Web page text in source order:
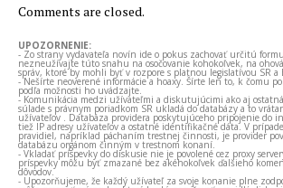
Comments are closed.
UPOZORNENIE:
- Zo strany vydavateľa novín ide o pokus zachovať určitú
nezneužívajte túto snahu na osočovanie kohokoľvek, na
správ, ktoré by mohli byť v rozpore s platnou legislatívou SR a
- Nešírte neoverené informácie a hoaxy. Šírte len to, k čomu
podľa možnosti ho uvádzajte.
- Komunikácia medzi užívateľmi a diskutujúcimi ako aj
súlade s právnym poriadkom SR ukladá do databázy a to
užívateľov . Databáza providera poskytujúceho pripojenie do
tiež IP adresy užívateľov a ostatné identifikačné dáta. V
pravidiel, napríklad páchaním trestnej činnosti, je provider
databázu orgánom činným v trestnom konaní.
- Vkladať príspevky do diskusie nie je povolené cez proxy
príspevky môžu byť zmazané bez akéhokoľvek ďalšieho
dôvodov.
- Upozorňujeme, že každý užívateľ za svoje konanie plne